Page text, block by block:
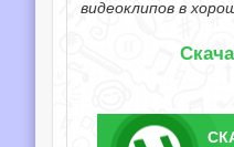
видеоклипов в